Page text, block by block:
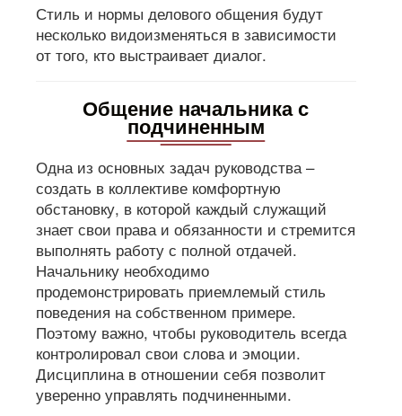
Стиль и нормы делового общения будут
несколько видоизменяться в зависимости
от того, кто выстраивает диалог.
Общение начальника с
подчиненным
Одна из основных задач руководства –
создать в коллективе комфортную
обстановку, в которой каждый служащий
знает свои права и обязанности и стремится
выполнять работу с полной отдачей.
Начальнику необходимо
продемонстрировать приемлемый стиль
поведения на собственном примере.
Поэтому важно, чтобы руководитель всегда
контролировал свои слова и эмоции.
Дисциплина в отношении себя позволит
уверенно управлять подчиненными.